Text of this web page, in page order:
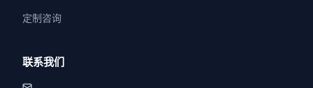
定制咨询
联系我们